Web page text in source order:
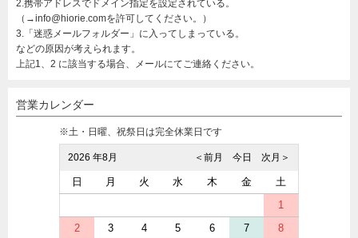
2.携帯アドレスでドメイン指定を設定されている。
（→info@hiorie.comを許可してください。）
3.「迷惑メールフォルダー」に入ってしまっている。
などの原因が考えられます。
上記1、2 に該当する場合、メールにてご連絡ください。
営業カレンダー
※土・日曜、祝祭日は完全休業日です
2026 年8月 次月＞
今日
＜前月
日 月 火 水 木 金
土
1
2
3 4 5 6 7
8